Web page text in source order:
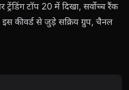
टॉप 20 में दिखा, सर्वोच्च रैंक
कीवर्ड से जुड़े सक्रिय ग्रुप, चैनल